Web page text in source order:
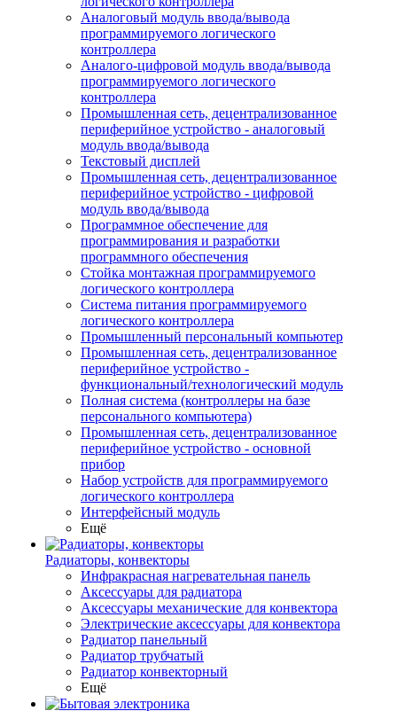
Аналоговый модуль ввода/вывода
программируемого логического
контроллера
Аналого-цифровой модуль ввода/вывода
программируемого логического
контроллера
Промышленная сеть, децентрализованное
периферийное устройство - аналоговый
модуль ввода/вывода
Текстовый дисплей
Промышленная сеть, децентрализованное
периферийное устройство - цифровой
модуль ввода/вывода
Программное обеспечение для
программирования и разработки
программного обеспечения
Стойка монтажная программируемого
логического контроллера
Система питания программируемого
логического контроллера
Промышленный персональный компьютер
Промышленная сеть, децентрализованное
периферийное устройство -
функциональный/технологический модуль
Полная система (контроллеры на базе
персонального компьютера)
Промышленная сеть, децентрализованное
периферийное устройство - основной
прибор
Набор устройств для программируемого
логического контроллера
Интерфейсный модуль
Ещё
Радиаторы, конвекторы
Инфракрасная нагревательная панель
Аксессуары для радиатора
Аксессуары механические для конвектора
Электрические аксессуары для конвектора
Радиатор панельный
Радиатор трубчатый
Радиатор конвекторный
Ещё